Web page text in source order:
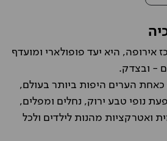
היא יעד פופולארי ומועדף
- ובצדק.
כאחת הערים היפות ביותר בעולם,
נופי טבע ירוק, נחלים ומפלים,
ואטרקציות מהנות לילדים ולכל